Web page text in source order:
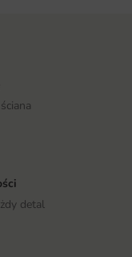
detal